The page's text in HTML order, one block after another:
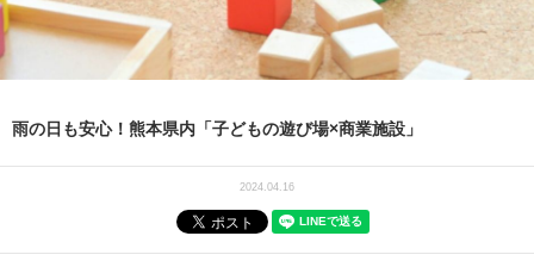
雨の日も安心！熊本県内「子どもの遊び場×商業施設」
2024.04.16